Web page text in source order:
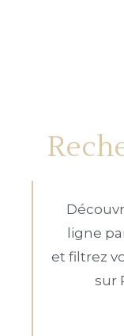
ligne
et filtrez
sur